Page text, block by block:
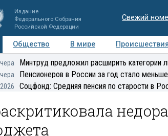
Издание
Федерального Собрания
Российской Федерации
Свежий
Общество В мире Происшествия
Регионы Медиацентр
Минтруд предложил расширить категории
Пенсионеров в России за год стало
Соцфонд: Средняя пенсия по старости в